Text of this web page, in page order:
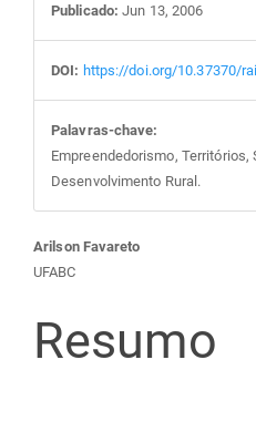
Publicado: Jun 13, 2006
DOI: https://doi.org/10.37370/
Palavras-chave:
Empreendedorismo, Territórios,
Desenvolvimento Rural.
Conteúdo
do
artigo
Arilson Favareto
UFABC
Resumo